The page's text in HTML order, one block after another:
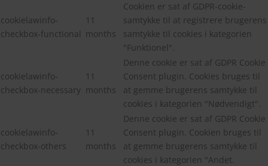
cookielawinfo-
checkbox-functional
11
months
Cookien er sat af GDPR-cookie-
samtykke til at registrere brugerens
samtykke til cookies i kategorien
"Funktionel".
cookielawinfo-
checkbox-necessary
11
months
Denne cookie er sat af GDPR Cookie
Consent plugin. Cookies bruges til
at gemme brugerens samtykke til
cookies i kategorien "Nødvendigt".
cookielawinfo-
checkbox-others
11
months
Denne cookie er sat af GDPR Cookie
Consent plugin. Cookien bruges til
at gemme brugerens samtykke til
cookies i kategorien "Andet.